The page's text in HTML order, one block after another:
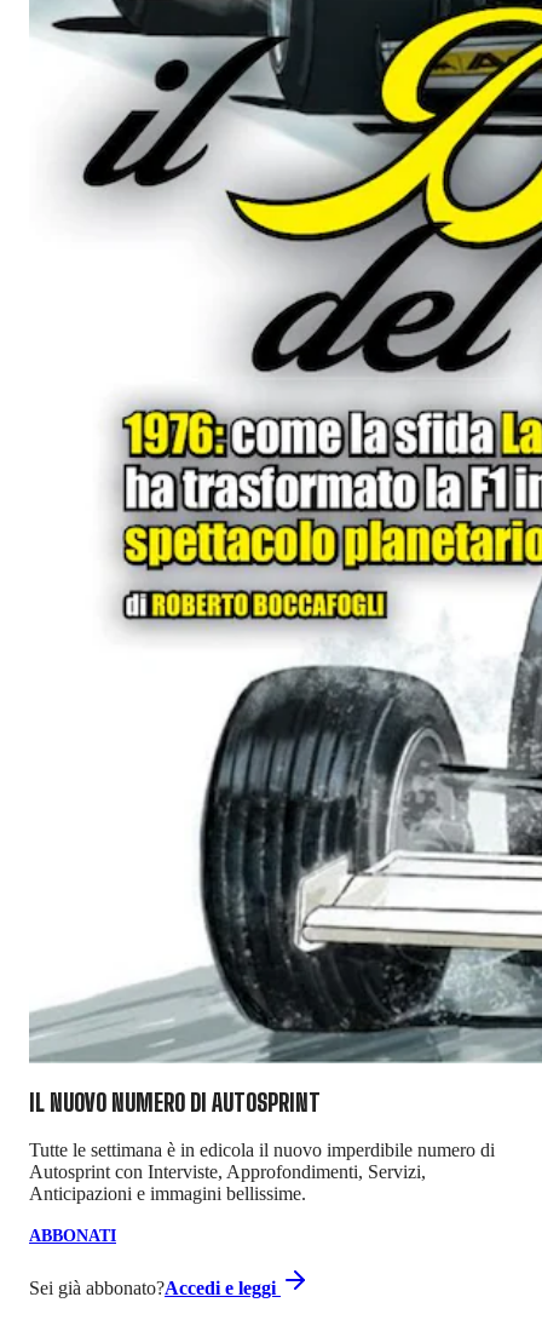
IL NUOVO NUMERO DI AUTOSPRINT
Tutte le settimana è in edicola il nuovo imperdibile numero di
Autosprint con Interviste, Approfondimenti, Servizi,
Anticipazioni e immagini bellissime.
ABBONATI
Sei già abbonato?Accedi e leggi